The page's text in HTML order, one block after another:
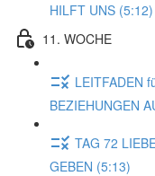
HILFT UNS (5:12)
11. WOCHE
LEITFADEN
BEZIEHUNGEN
TAG 72
GEBEN (5:13)